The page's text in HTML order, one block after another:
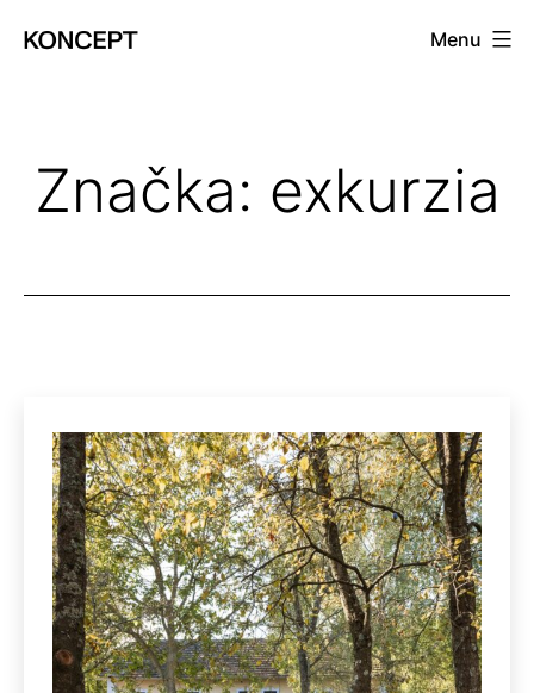
Menu
Značka: exkurzia